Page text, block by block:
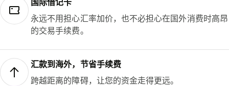
国际借记卡
永远不用担心汇率加价，也不必担心在国外消费时高昂
的交易手续费。
汇款到海外，节省手续费
跨越距离的障碍，让您的资金走得更远。